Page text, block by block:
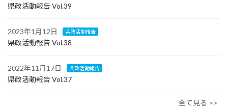
県政活動報告 Vol.39
2023年1月12日 県政活動報告
県政活動報告 Vol.38
2022年11月17日 県政活動報告
県政活動報告 Vol.37
全て見る >>